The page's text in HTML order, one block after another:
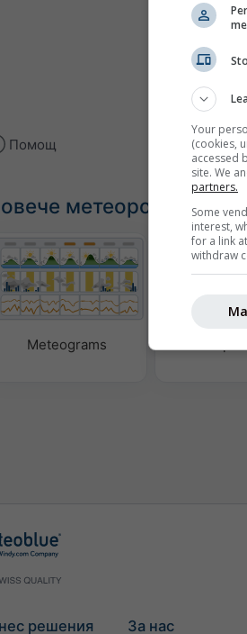
Помощ
метеорологични
Meteograms
решения За нас
Your
(cookies,
accessed
site. We
partners.
Some
interest,
for a link
withdraw